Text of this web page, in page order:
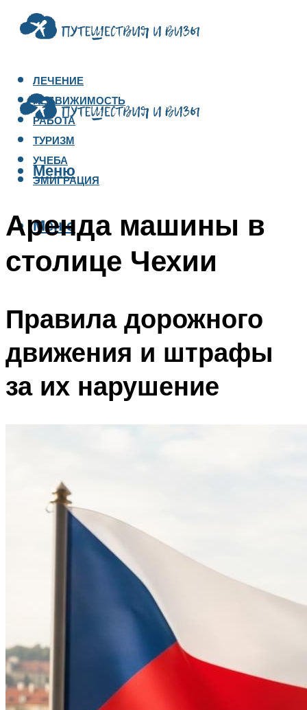
ЛЕЧЕНИЕ
НЕДВИЖИМОСТЬ
РАБОТА
ТУРИЗМ
УЧЕБА
ЭМИГРАЦИЯ
Меню
Меню
Аренда машины в
столице Чехии
Правила дорожного
движения и штрафы
за их нарушение